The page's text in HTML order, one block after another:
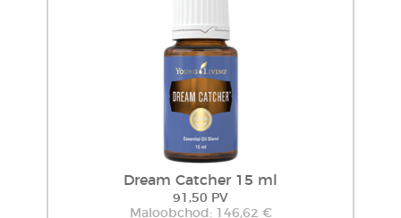
Dream Catcher 15 ml
91,50 PV
Maloobchod: 146,62 €